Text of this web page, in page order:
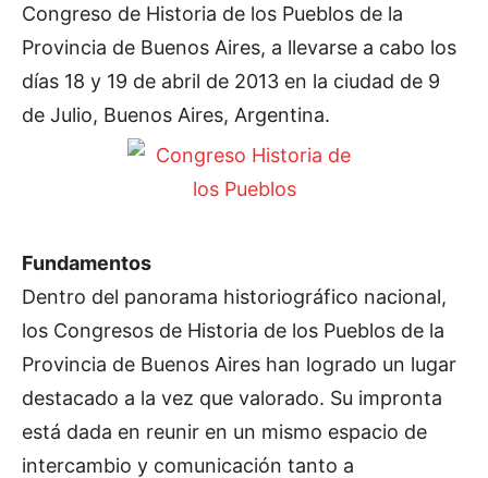
Congreso de Historia de los Pueblos de la
Provincia de Buenos Aires, a llevarse a cabo los
días 18 y 19 de abril de 2013 en la ciudad de 9
de Julio, Buenos Aires, Argentina.
Fundamentos
Dentro del panorama historiográfico nacional,
los Congresos de Historia de los Pueblos de la
Provincia de Buenos Aires han logrado un lugar
destacado a la vez que valorado. Su impronta
está dada en reunir en un mismo espacio de
intercambio y comunicación tanto a